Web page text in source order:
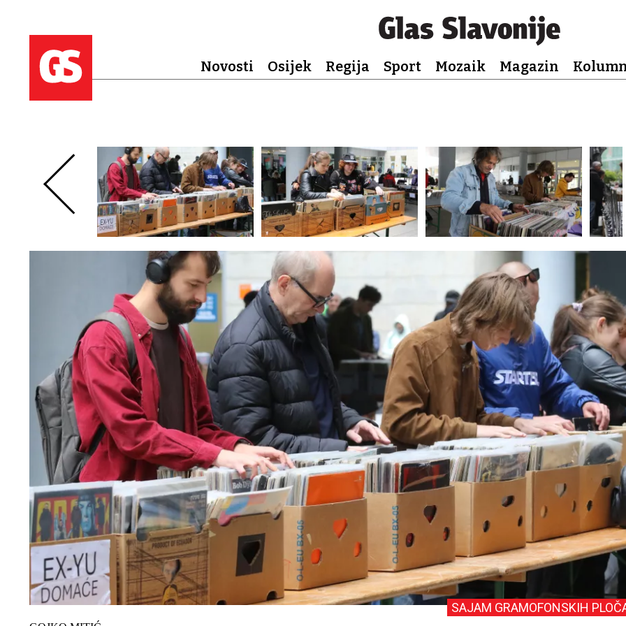
Novosti Osijek Regija Sport Mozaik Magazin
SAJAM GRAMOFONSKIH